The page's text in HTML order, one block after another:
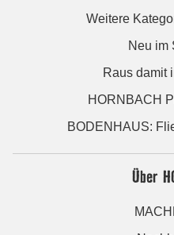
Weitere
Neu im
Raus damit
HORNBACH
BODENHAUS:
Über